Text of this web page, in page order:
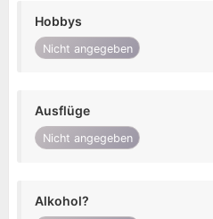
Hobbys
Nicht angegeben
Ausflüge
Nicht angegeben
Alkohol?